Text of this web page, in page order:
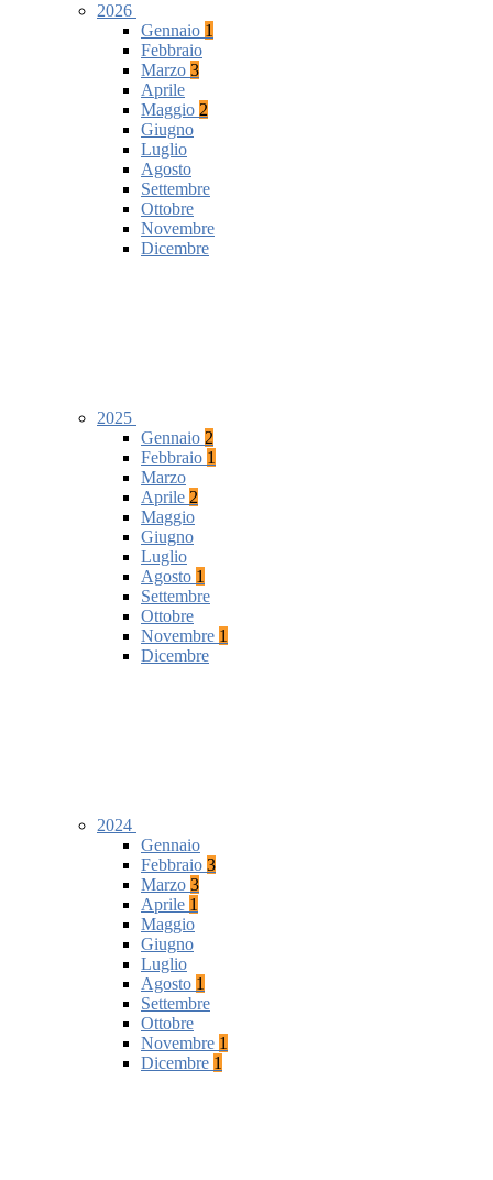
2026
Gennaio 1
Febbraio
Marzo 3
Aprile
Maggio 2
Giugno
Luglio
Agosto
Settembre
Ottobre
Novembre
Dicembre
2025
Gennaio 2
Febbraio 1
Marzo
Aprile 2
Maggio
Giugno
Luglio
Agosto 1
Settembre
Ottobre
Novembre 1
Dicembre
2024
Gennaio
Febbraio 3
Marzo 3
Aprile 1
Maggio
Giugno
Luglio
Agosto 1
Settembre
Ottobre
Novembre 1
Dicembre 1